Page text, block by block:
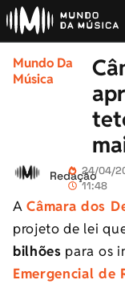
Mundo Da
Música
Redação24/04/
11:48
ACâmara dos
projeto de lei
bilhões para os
Emergencial de